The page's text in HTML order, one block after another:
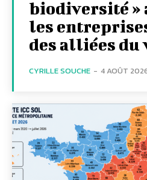
biodiversité »
les
des alliées du
CYRILLE SOUCHE - 4 AOÛT